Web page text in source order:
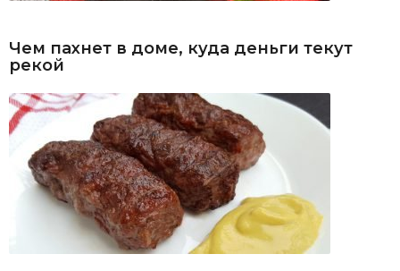
Чем пахнет в доме, куда деньги текут
рекой